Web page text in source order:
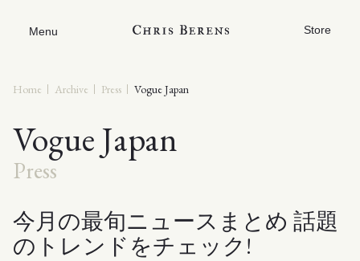
Menu Store
Home Archive Press Vogue Japan
Vogue Japan
Press
今月の最旬ニュースまとめ 話題
のトレンドをチェック!